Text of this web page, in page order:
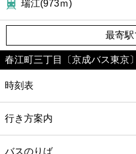
瑞江(973ｍ)
最寄
春江町三丁目〔京成バス東京
時刻表
行き方案内
バスのりば